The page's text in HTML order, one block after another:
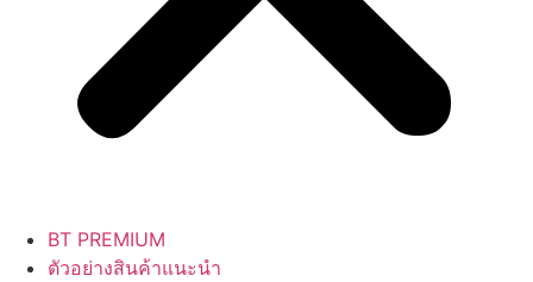
BT PREMIUM
ตัวอย่างสินค้าแนะนำ